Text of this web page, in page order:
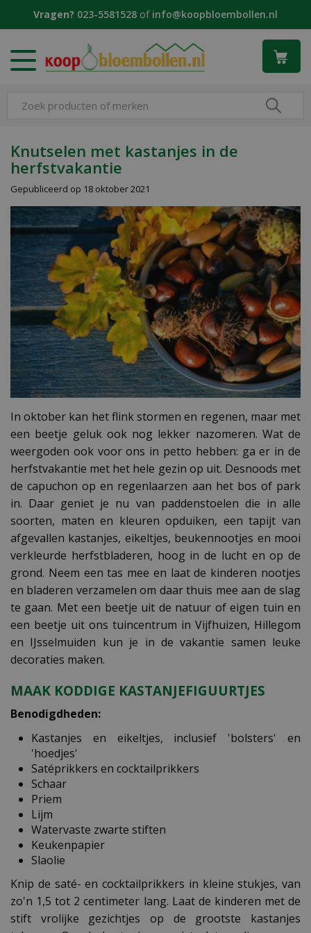
Vragen? 023-5581528 of info@koopbloembollen.nl
Knutselen met kastanjes in de
herfstvakantie
Gepubliceerd op 18 oktober 2021
In oktober kan het flink stormen en regenen, maar met
een beetje geluk ook nog lekker nazomeren. Wat de
weergoden ook voor ons in petto hebben: ga er in de
herfstvakantie met het hele gezin op uit. Desnoods met
de capuchon op en regenlaarzen aan het bos of park
in. Daar geniet je nu van paddenstoelen die in alle
soorten, maten en kleuren opduiken, een tapijt van
afgevallen kastanjes, eikeltjes, beukennootjes en mooi
verkleurde herfstbladeren, hoog in de lucht en op de
grond. Neem een tas mee en laat de kinderen nootjes
en bladeren verzamelen om daar thuis mee aan de slag
te gaan. Met een beetje uit de natuur of eigen tuin en
een beetje uit ons tuincentrum in Vijfhuizen, Hillegom
en IJsselmuiden kun je in de vakantie samen leuke
decoraties maken.
MAAK KODDIGE KASTANJEFIGUURTJES
Benodigdheden:
Kastanjes en eikeltjes, inclusief 'bolsters' en
'hoedjes'
Satéprikkers en cocktailprikkers
Schaar
Priem
Lijm
Watervaste zwarte stiften
Keukenpapier
Slaolie
Knip de saté- en cocktailprikkers in kleine stukjes, van
zo'n 1,5 tot 2 centimeter lang. Laat de kinderen met de
stift vrolijke gezichtjes op de grootste kastanjes